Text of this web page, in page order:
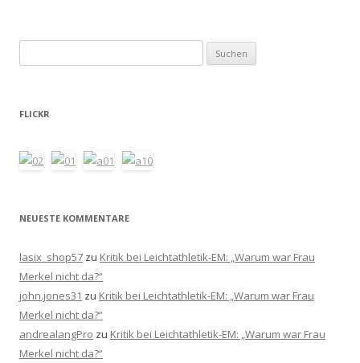
nach:
FLICKR
NEUESTE KOMMENTARE
lasix_shop57 zu Kritik bei Leichtathletik-EM: „Warum war Frau
Merkel nicht da?“
john.jones31 zu Kritik bei Leichtathletik-EM: „Warum war Frau
Merkel nicht da?“
andrealangPro zu Kritik bei Leichtathletik-EM: „Warum war Frau
Merkel nicht da?“